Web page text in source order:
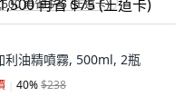
再省 $75 (王道卡)
利油精噴霧, 500ml, 2瓶
40%$238